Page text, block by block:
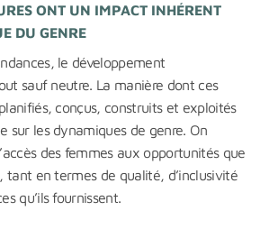
ONT UN IMPACT INHÉRENT
DU GENRE
le développement
sauf neutre. La manière dont ces
conçus, construits et exploités
sur les dynamiques de genre. On
des femmes aux opportunités que
tant en termes de qualité, d’inclusivité
qu’ils fournissent.